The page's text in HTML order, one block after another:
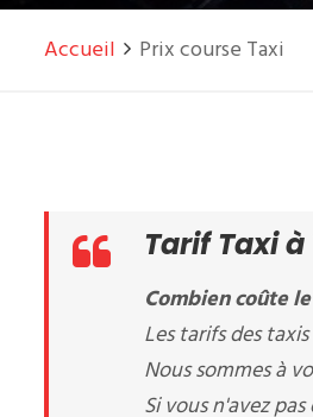
Accueil Prix course Taxi
Tarif Taxi à
Combien coûte
Les tarifs des
Nous sommes à
Si vous n'avez